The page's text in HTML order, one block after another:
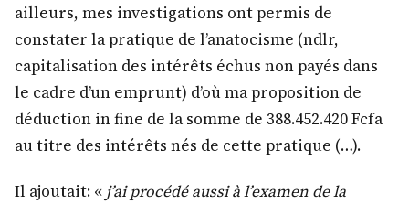
ailleurs, mes investigations ont permis de
constater la pratique de l’anatocisme (ndlr,
capitalisation des intérêts échus non payés dans
le cadre d’un emprunt) d’où ma proposition de
déduction in fine de la somme de 388.452.420 Fcfa
au titre des intérêts nés de cette pratique (…).
Il ajoutait: « j’ai procédé aussi à l’examen de la